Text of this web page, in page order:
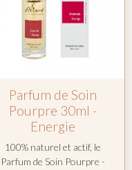
Parfum de Soin
Pourpre 30ml -
Energie
100% naturel et actif, le
Parfum de Soin Pourpre -